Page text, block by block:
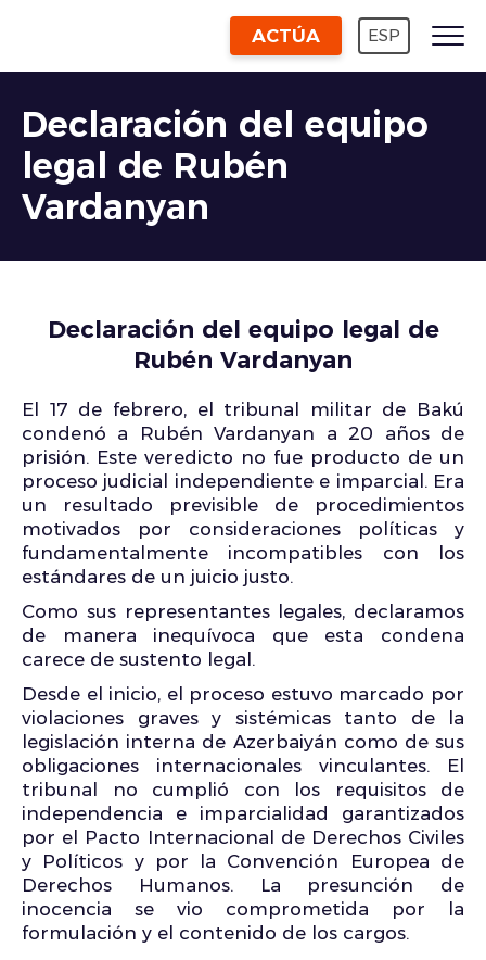
ACTÚA ESP
Declaración del equipo
legal de Rubén
Vardanyan
Declaración del equipo legal de
Rubén Vardanyan
El 17 de febrero, el tribunal militar de Bakú
condenó a Rubén Vardanyan a 20 años de
prisión. Este veredicto no fue producto de un
proceso judicial independiente e imparcial. Era
un resultado previsible de procedimientos
motivados por consideraciones políticas y
fundamentalmente incompatibles con los
estándares de un juicio justo.
Como sus representantes legales, declaramos
de manera inequívoca que esta condena
carece de sustento legal.
Desde el inicio, el proceso estuvo marcado por
violaciones graves y sistémicas tanto de la
legislación interna de Azerbaiyán como de sus
obligaciones internacionales vinculantes. El
tribunal no cumplió con los requisitos de
independencia e imparcialidad garantizados
por el Pacto Internacional de Derechos Civiles
y Políticos y por la Convención Europea de
Derechos Humanos. La presunción de
inocencia se vio comprometida por la
formulación y el contenido de los cargos.